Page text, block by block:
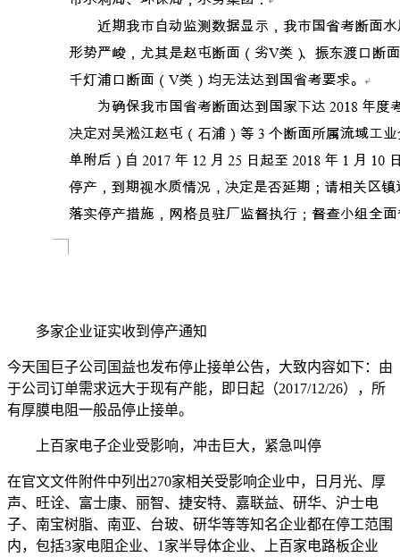
多家企业证实收到停产通知
今天国巨子公司国益也发布停止接单公告，大致内容如下：由
于公司订单需求远大于现有产能，即日起（2017/12/26），所
有厚膜电阻一般品停止接单。
上百家电子企业受影响，冲击巨大，紧急叫停
在官文文件附件中列出270家相关受影响企业中，日月光、厚
声、旺诠、富士康、丽智、捷安特、嘉联益、研华、沪士电
子、南宝树脂、南亚、台玻、研华等等知名企业都在停工范围
内，包括3家电阻企业、1家半导体企业、上百家电路板企业